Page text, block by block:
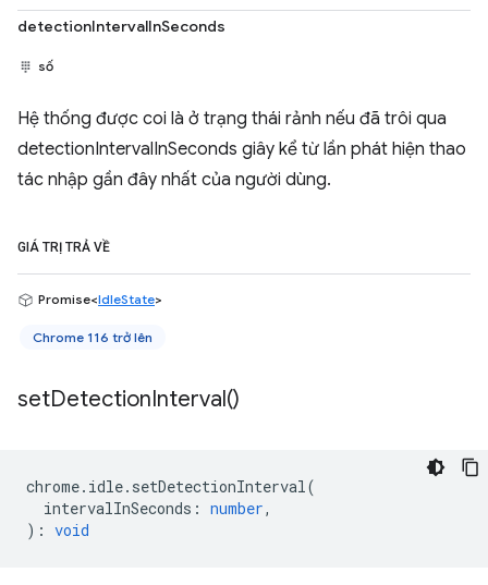
detectionIntervalInSeconds
số
Hệ thống được coi là ở trạng thái rảnh nếu đã trôi qua
detectionIntervalInSeconds giây kể từ lần phát hiện thao
tác nhập gần đây nhất của người dùng.
GIÁ TRỊ TRẢ VỀ
Promise<IdleState>
Chrome 116 trở lên
setDetectionInterval()
chrome. idle. setDetectionInterval(
intervalInSeconds : number,
) : void